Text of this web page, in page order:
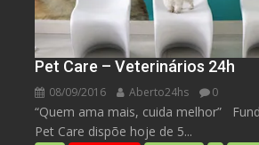
Pet Care – Veterinários 24h
08/09/2016 Aberto24hs 0
“Quem ama mais, cuida melhor”
Pet Care dispõe hoje de 5...